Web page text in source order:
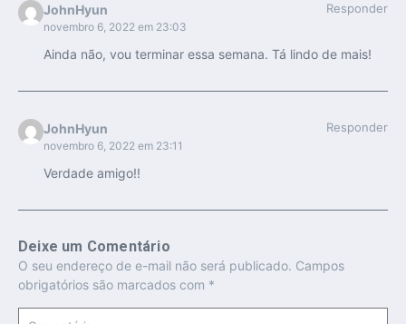
JohnHyun
novembro 6, 2022 em 23:03
Responder
Ainda não, vou terminar essa semana. Tá lindo de mais!
JohnHyun
novembro 6, 2022 em 23:11
Responder
Verdade amigo!!
Deixe um Comentário
O seu endereço de e-mail não será publicado. Campos
obrigatórios são marcados com *